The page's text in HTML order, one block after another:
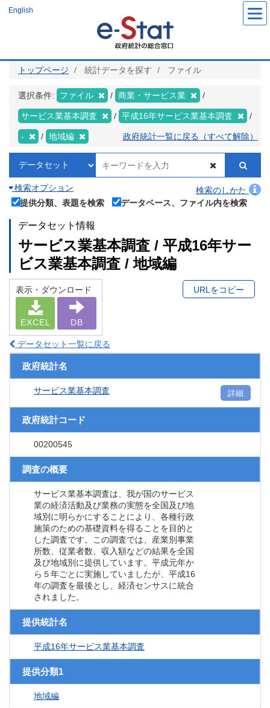
ツ
English
トップページ 統計データを探す ファイル
選択条件: ファイル 商業・サービス業
サービス業基本調査 平成16年サービス業基本調査
- 地域編 政府統計一覧に戻る（すべて解除）
検索オプション
検索のしかた
提供分類、表題を検索
データベース、ファイル内を検索
データセット情報
サービス業基本調査 / 平成16年サー
ビス業基本調査 / 地域編
表示・ダウンロード
EXCEL DB
URLをコピー
データセット一覧に戻る
政府統計名
サービス業基本調査 詳細
政府統計コード
00200545
調査の概要
サービス業基本調査は、我が国のサービス
業の経済活動及び業務の実態を全国及び地
域別に明らかにすることにより、各種行政
施策のための基礎資料を得ることを目的と
した調査です。この調査では、産業別事業
所数、従業者数、収入額などの結果を全国
及び地域別に提供しています。平成元年か
ら５年ごとに実施していましたが、平成16
年の調査を最後とし、経済センサスに統合
されました。
提供統計名
平成16年サービス業基本調査
提供分類1
地域編